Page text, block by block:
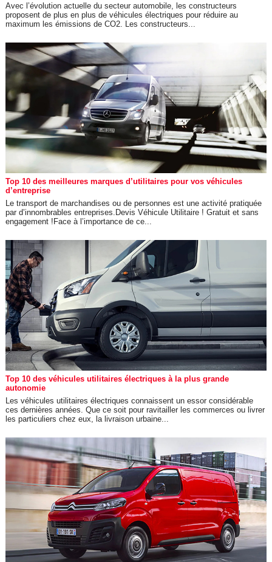
Avec l’évolution actuelle du secteur automobile, les constructeurs
proposent de plus en plus de véhicules électriques pour réduire au
maximum les émissions de CO2. Les constructeurs...
Top 10 des meilleures marques d’utilitaires pour vos véhicules
d’entreprise
Le transport de marchandises ou de personnes est une activité pratiquée
par d’innombrables entreprises.Devis Véhicule Utilitaire ! Gratuit et sans
engagement !Face à l’importance de ce...
Top 10 des véhicules utilitaires électriques à la plus grande
autonomie
Les véhicules utilitaires électriques connaissent un essor considérable
ces dernières années. Que ce soit pour ravitailler les commerces ou livrer
les particuliers chez eux, la livraison urbaine...